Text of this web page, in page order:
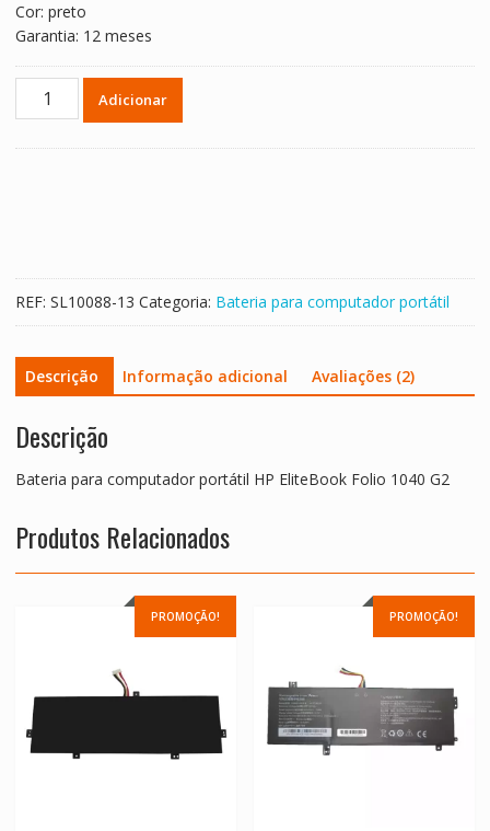
Cor: preto
Garantia: 12 meses
Quantidade
Folio
1040
G2
Adicionar
REF: SL10088-13 Categoria: Bateria para computador portátil
Descrição Informação adicional Avaliações (2)
Descrição
Bateria para computador portátil HP EliteBook Folio 1040 G2
Produtos Relacionados
PROMOÇÃO! PROMOÇÃO!